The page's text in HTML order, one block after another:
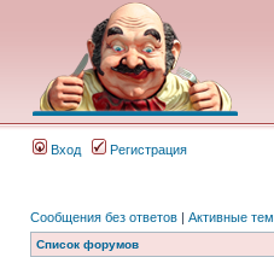
Вход Регистрация
Сообщения без ответов | Активные
Список форумов